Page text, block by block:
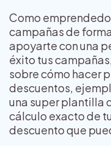
Como
campañas de
apoyarte con una
éxito tus
sobre cómo hacer
descuentos,
una super plantilla
cálculo exacto de
descuento que